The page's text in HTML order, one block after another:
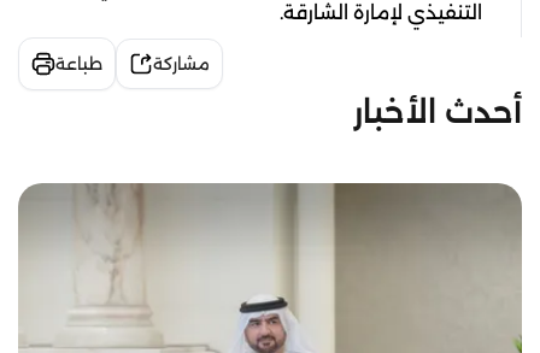
التنفيذي لإمارة الشارقة.
مشاركة طباعة
أحدث الأخبار